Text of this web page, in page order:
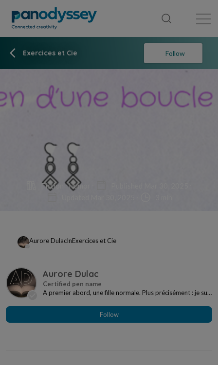
Exercices et Cie Follow
Fiction Humor
Aurore DulacInExercices et Cie
Aurore Dulac
A premier abord, une fille normale. Plus précisément : je suis
Follow